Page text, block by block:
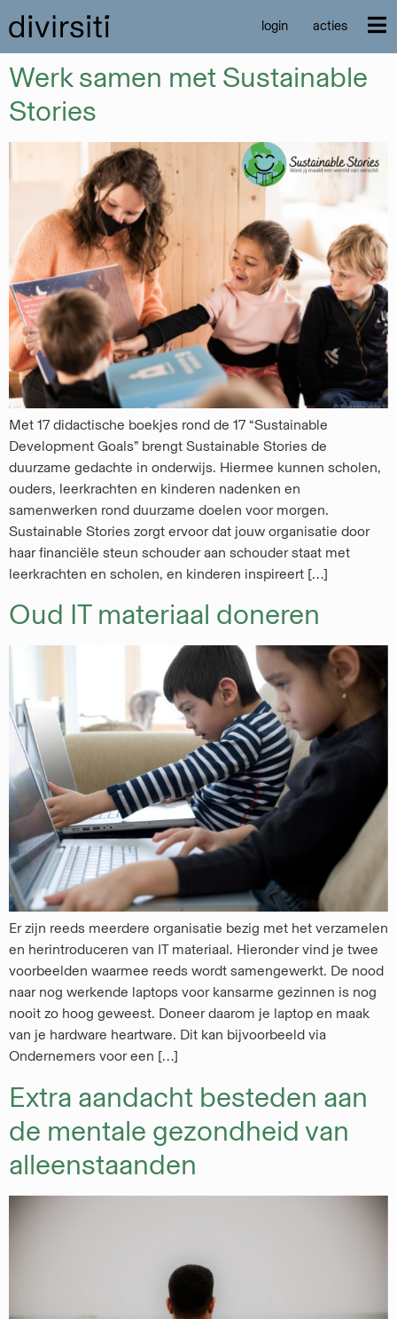
login acties
Werk samen met Sustainable
Stories
Met 17 didactische boekjes rond de 17 “Sustainable
Development Goals” brengt Sustainable Stories de
duurzame gedachte in onderwijs. Hiermee kunnen scholen,
ouders, leerkrachten en kinderen nadenken en
samenwerken rond duurzame doelen voor morgen.
Sustainable Stories zorgt ervoor dat jouw organisatie door
haar financiële steun schouder aan schouder staat met
leerkrachten en scholen, en kinderen inspireert […]
Oud IT materiaal doneren
Er zijn reeds meerdere organisatie bezig met het verzamelen
en herintroduceren van IT materiaal. Hieronder vind je twee
voorbeelden waarmee reeds wordt samengewerkt. De nood
naar nog werkende laptops voor kansarme gezinnen is nog
nooit zo hoog geweest. Doneer daarom je laptop en maak
van je hardware heartware. Dit kan bijvoorbeeld via
Ondernemers voor een […]
Extra aandacht besteden aan
de mentale gezondheid van
alleenstaanden